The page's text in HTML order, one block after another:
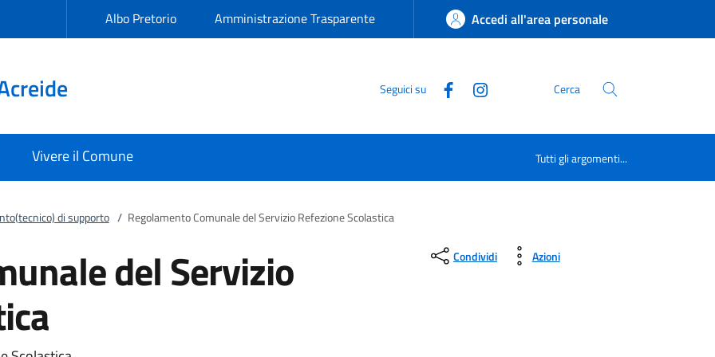
Albo Pretorio Amministrazione Trasparente Accedi all'area personale
Seguici su Cerca
Vivere il Comune Tutti gli argomenti...
di supporto / Regolamento Comunale del Servizio Refezione Scolastica
del Servizio Condividi Azioni